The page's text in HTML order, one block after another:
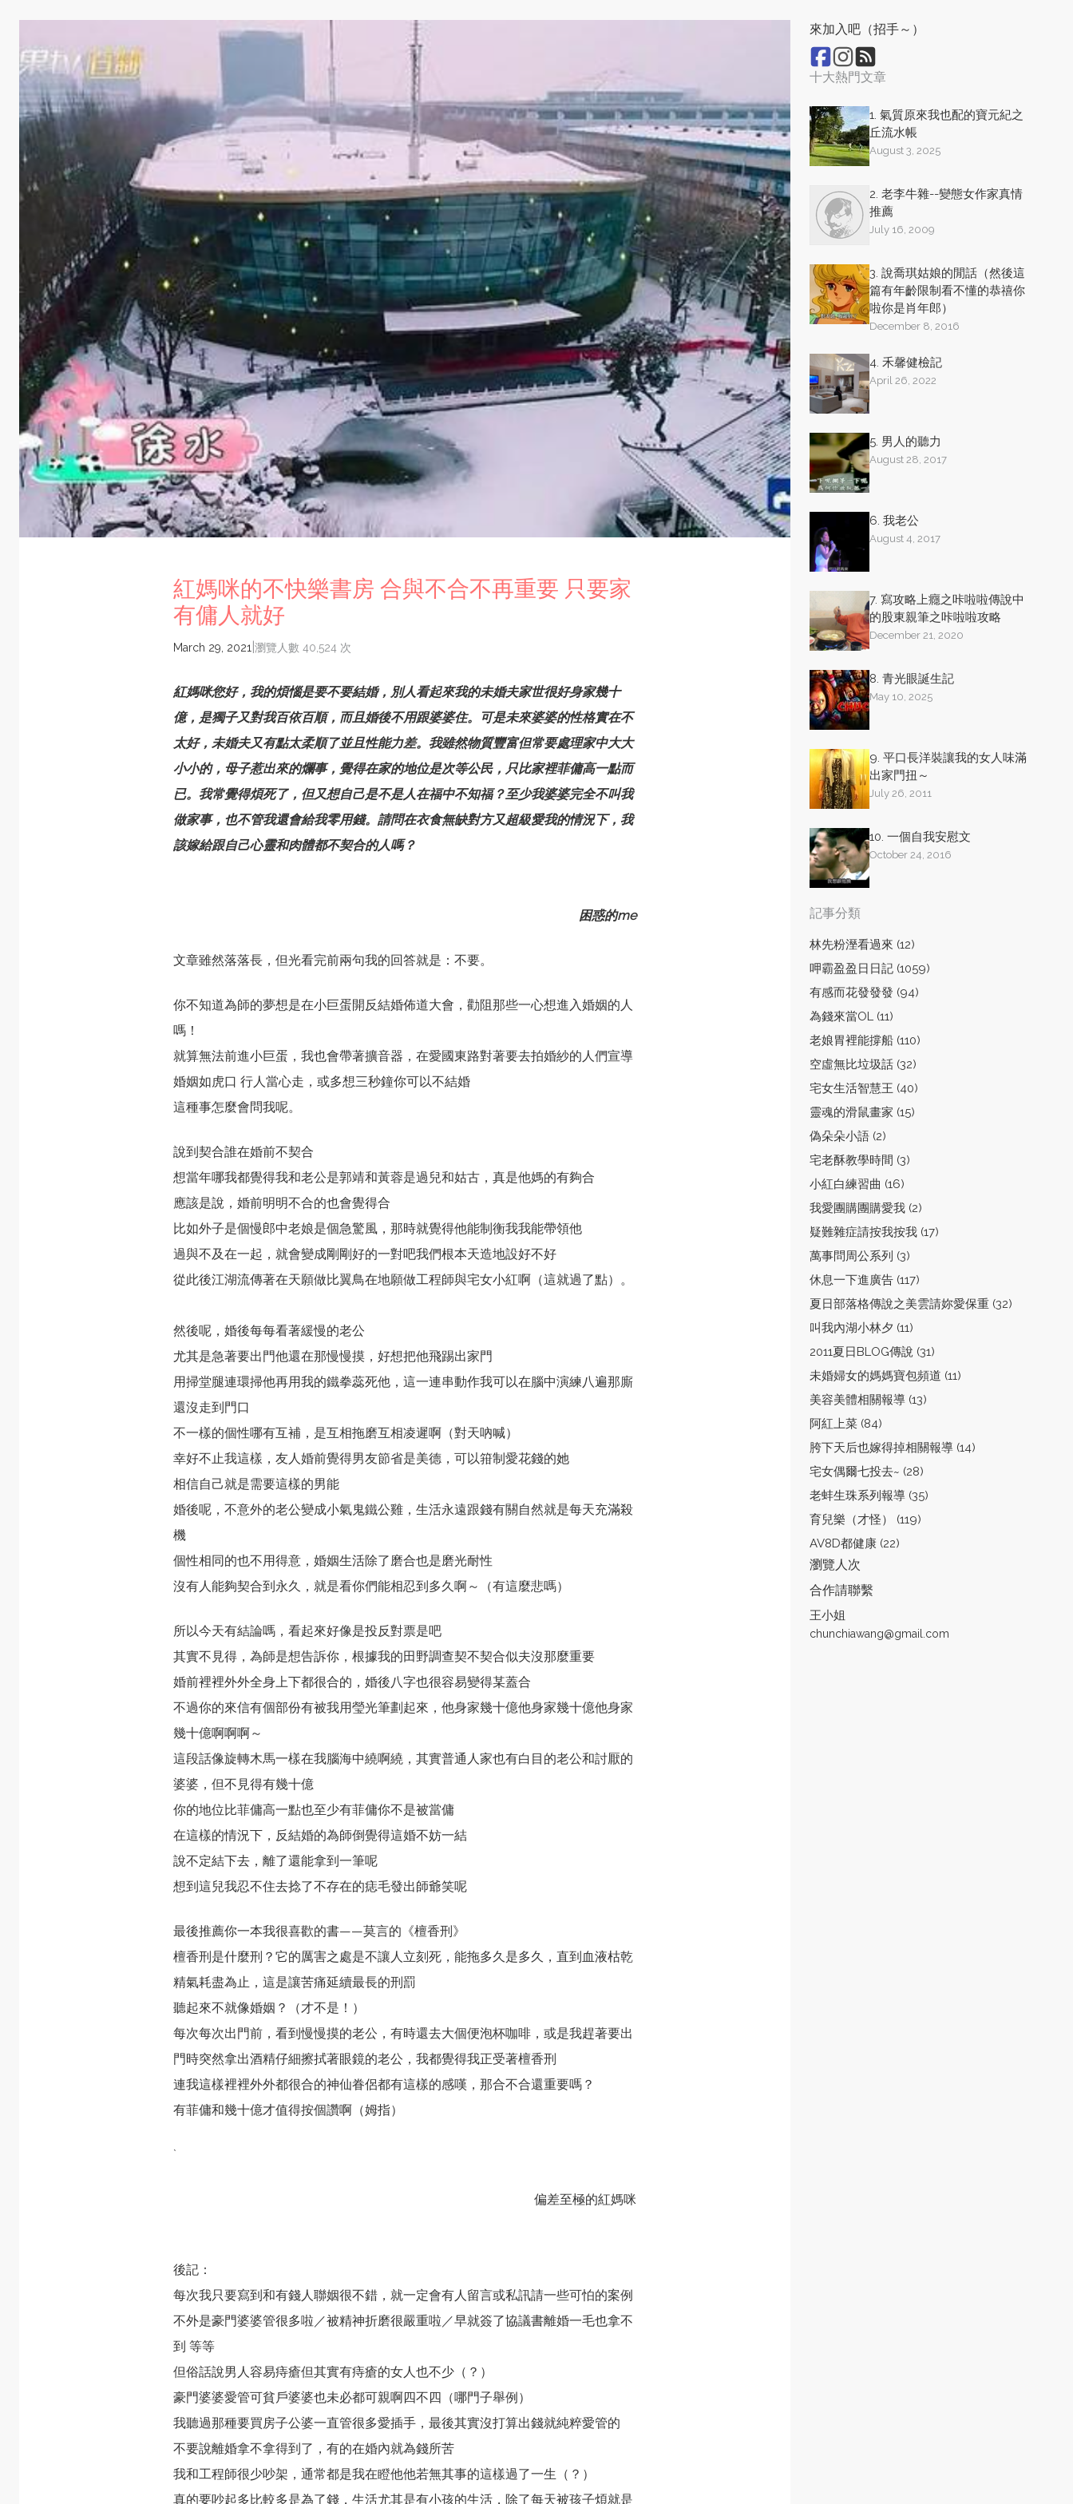
紅媽咪的不快樂書房 合與不合不再重要 只要家
有傭人就好
March 29, 2021 瀏覽人數 40,524 次
紅媽咪您好，我的煩惱是要不要結婚，別人看起來我的未婚夫家世很好身家幾十
億，是獨子又對我百依百順，而且婚後不用跟婆婆住。可是未來婆婆的性格實在不
太好，未婚夫又有點太柔順了並且性能力差。我雖然物質豐富但常要處理家中大大
小小的，母子惹出來的爛事，覺得在家的地位是次等公民，只比家裡菲傭高一點而
已。我常覺得煩死了，但又想自己是不是人在福中不知福？至少我婆婆完全不叫我
做家事，也不管我還會給我零用錢。請問在衣食無缺對方又超級愛我的情況下，我
該嫁給跟自己心靈和肉體都不契合的人嗎？
困惑的me
文章雖然落落長，但光看完前兩句我的回答就是：不要。
你不知道為師的夢想是在小巨蛋開反結婚佈道大會，勸阻那些一心想進入婚姻的人
嗎！
就算無法前進小巨蛋，我也會帶著擴音器，在愛國東路對著要去拍婚紗的人們宣導
婚姻如虎口 行人當心走，或多想三秒鐘你可以不結婚
這種事怎麼會問我呢。
說到契合誰在婚前不契合
想當年哪我都覺得我和老公是郭靖和黃蓉是過兒和姑古，真是他媽的有夠合
應該是說，婚前明明不合的也會覺得合
比如外子是個慢郎中老娘是個急驚風，那時就覺得他能制衡我我能帶領他
過與不及在一起，就會變成剛剛好的一對吧我們根本天造地設好不好
從此後江湖流傳著在天願做比翼鳥在地願做工程師與宅女小紅啊（這就過了點）。
然後呢，婚後每每看著緩慢的老公
尤其是急著要出門他還在那慢慢摸，好想把他飛踢出家門
用掃堂腿連環掃他再用我的鐵拳蕊死他，這一連串動作我可以在腦中演練八遍那廝
還沒走到門口
不一樣的個性哪有互補，是互相拖磨互相凌遲啊（對天吶喊）
幸好不止我這樣，友人婚前覺得男友節省是美德，可以箝制愛花錢的她
相信自己就是需要這樣的男能
婚後呢，不意外的老公變成小氣鬼鐵公雞，生活永遠跟錢有關自然就是每天充滿殺
機
個性相同的也不用得意，婚姻生活除了磨合也是磨光耐性
沒有人能夠契合到永久，就是看你們能相忍到多久啊～（有這麼悲嗎）
所以今天有結論嗎，看起來好像是投反對票是吧
其實不見得，為師是想告訴你，根據我的田野調查契不契合似夫沒那麼重要
婚前裡裡外外全身上下都很合的，婚後八字也很容易變得某蓋合
不過你的來信有個部份有被我用瑩光筆劃起來，他身家幾十億他身家幾十億他身家
幾十億啊啊啊～
這段話像旋轉木馬一樣在我腦海中繞啊繞，其實普通人家也有白目的老公和討厭的
婆婆，但不見得有幾十億
你的地位比菲傭高一點也至少有菲傭你不是被當傭
在這樣的情況下，反結婚的為師倒覺得這婚不妨一結
說不定結下去，離了還能拿到一筆呢
想到這兒我忍不住去捻了不存在的痣毛發出師爺笑呢
最後推薦你一本我很喜歡的書——莫言的《檀香刑》
檀香刑是什麼刑？它的厲害之處是不讓人立刻死，能拖多久是多久，直到血液枯乾
精氣耗盡為止，這是讓苦痛延續最長的刑罰
聽起來不就像婚姻？（才不是！）
每次每次出門前，看到慢慢摸的老公，有時還去大個便泡杯咖啡，或是我趕著要出
門時突然拿出酒精仔細擦拭著眼鏡的老公，我都覺得我正受著檀香刑
連我這樣裡裡外外都很合的神仙眷侶都有這樣的感嘆，那合不合還重要嗎？
有菲傭和幾十億才值得按個讚啊（姆指）
`
偏差至極的紅媽咪
後記：
每次我只要寫到和有錢人聯姻很不錯，就一定會有人留言或私訊請一些可怕的案例
不外是豪門婆婆管很多啦／被精神折磨很嚴重啦／早就簽了協議書離婚一毛也拿不
到 等等
但俗話說男人容易痔瘡但其實有痔瘡的女人也不少（？）
豪門婆婆愛管可貧戶婆婆也未必都可親啊四不四（哪門子舉例）
我聽過那種要買房子公婆一直管很多愛插手，最後其實沒打算出錢就純粹愛管的
不要說離婚拿不拿得到了，有的在婚內就為錢所苦
我和工程師很少吵架，通常都是我在瞪他他若無其事的這樣過了一生（？）
真的要吵起多比較多是為了錢，生活尤其是有小孩的生活，除了每天被孩子煩就是
來加入吧（招手～）
十大熱門文章
1. 氣質原來我也配的寶元紀之
丘流水帳
August 3, 2025
2. 老李牛雜--變態女作家真情
推薦
July 16, 2009
3. 說喬琪姑娘的閒話（然後這
篇有年齡限制看不懂的恭禧你
啦你是肖年郎）
December 8, 2016
4. 禾馨健檢記
April 26, 2022
5. 男人的聽力
August 28, 2017
6. 我老公
August 4, 2017
7. 寫攻略上癮之咔啦啦傳說中
的股東親筆之咔啦啦攻略
December 21, 2020
8. 青光眼誕生記
May 10, 2025
9. 平口長洋裝讓我的女人味滿
出家門扭～
July 26, 2011
10. 一個自我安慰文
October 24, 2016
記事分類
林先粉溼看過來 (12)
呷霸盈盈日日記 (1059)
有感而花發發發 (94)
為錢來當OL (11)
老娘胃裡能撐船 (110)
空虛無比垃圾話 (32)
宅女生活智慧王 (40)
靈魂的滑鼠畫家 (15)
偽朵朵小語 (2)
宅老酥教學時間 (3)
小紅白練習曲 (16)
我愛團購團購愛我 (2)
疑難雜症請按我按我 (17)
萬事問周公系列 (3)
休息一下進廣告 (117)
夏日部落格傳說之美雲請妳愛保重 (32)
叫我內湖小林夕 (11)
2011夏日BLOG傳說 (31)
未婚婦女的媽媽寶包頻道 (11)
美容美體相關報導 (13)
阿紅上菜 (84)
胯下天后也嫁得掉相關報導 (14)
宅女偶爾七投去~ (28)
老蚌生珠系列報導 (35)
育兒樂（才怪） (119)
AV8D都健康 (22)
瀏覽人次
合作請聯繫
王小姐
chunchiawang@gmail.com